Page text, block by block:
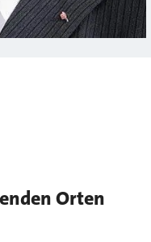
Orten